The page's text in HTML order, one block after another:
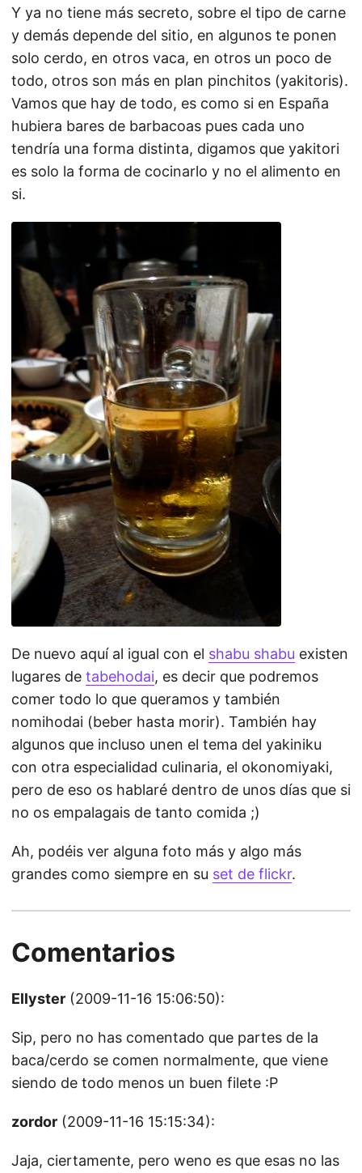
Y ya no tiene más secreto, sobre el tipo de carne
y demás depende del sitio, en algunos te ponen
solo cerdo, en otros vaca, en otros un poco de
todo, otros son más en plan pinchitos (yakitoris).
Vamos que hay de todo, es como si en España
hubiera bares de barbacoas pues cada uno
tendría una forma distinta, digamos que yakitori
es solo la forma de cocinarlo y no el alimento en
si.
De nuevo aquí al igual con el shabu shabu existen
lugares de tabehodai, es decir que podremos
comer todo lo que queramos y también
nomihodai (beber hasta morir). También hay
algunos que incluso unen el tema del yakiniku
con otra especialidad culinaria, el okonomiyaki,
pero de eso os hablaré dentro de unos días que si
no os empalagais de tanto comida ;)
Ah, podéis ver alguna foto más y algo más
grandes como siempre en su set de flickr.
Comentarios
Ellyster (2009-11-16 15:06:50):
Sip, pero no has comentado que partes de la
baca/cerdo se comen normalmente, que viene
siendo de todo menos un buen filete :P
zordor (2009-11-16 15:15:34):
Jaja, ciertamente, pero weno es que esas no las